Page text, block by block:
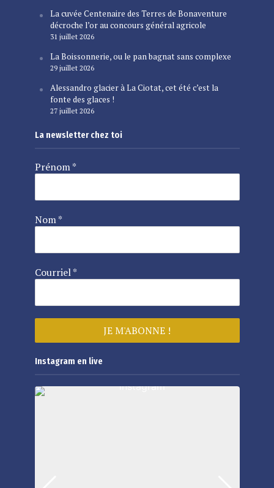
La cuvée Centenaire des Terres de Bonaventure
décroche l’or au concours général agricole
31 juillet 2026
La Boissonnerie, ou le pan bagnat sans complexe
29 juillet 2026
Alessandro glacier à La Ciotat, cet été c’est la
fonte des glaces !
27 juillet 2026
La newsletter chez toi
Prénom*
Nom*
Courriel*
Instagram en live